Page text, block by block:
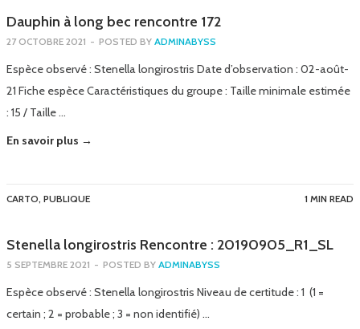
Dauphin à long bec rencontre 172
27 OCTOBRE 2021 - POSTED BY ADMINABYSS
Espèce observé : Stenella longirostris Date d’observation : 02-août-
21 Fiche espèce Caractéristiques du groupe : Taille minimale estimée
: 15 / Taille …
En savoir plus →
CARTO, PUBLIQUE 1 MIN READ
Stenella longirostris Rencontre : 20190905_R1_SL
5 SEPTEMBRE 2021 - POSTED BY ADMINABYSS
Espèce observé : Stenella longirostris Niveau de certitude : 1 (1 =
certain ; 2 = probable ; 3 = non identifié) …